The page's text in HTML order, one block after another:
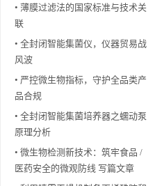
• 薄膜过滤法的国家标准与技术关
联
• 全封闭智能集菌仪，仪器贸易战
风波
• 严控微生物指标，守护全品类产
品合规
• 全封闭智能集菌培养器之蠕动泵
原理分析
• 微生物检测新技术：筑牢食品 /
医药安全的微观防线 写篇文章